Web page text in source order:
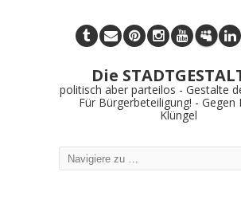
Die
politisch aber parteilos - Gestalte
Für Bürgerbeteiligung! - Gegen
Klüngel